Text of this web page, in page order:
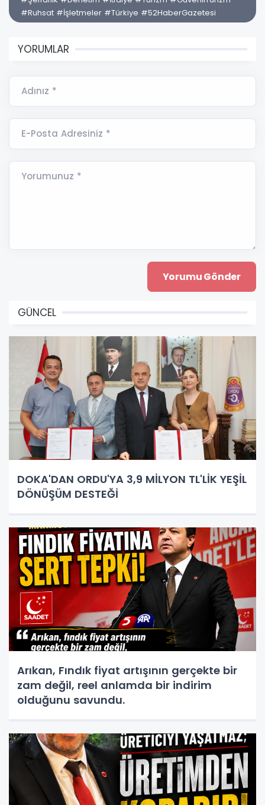
#Ruhsat #İşletmeler #Türkiye #52HaberGazetesi
YORUMLAR
Adınız *
E-Posta Adresiniz *
Yorumunuz *
GÜNCEL
DOKA'DAN ORDU'YA 3,9 MİLYON TL'LİK YEŞİL
DÖNÜŞÜM DESTEĞİ
Arıkan, Fındık fiyat artışının gerçekte bir
zam değil, reel anlamda bir indirim
olduğunu savundu.